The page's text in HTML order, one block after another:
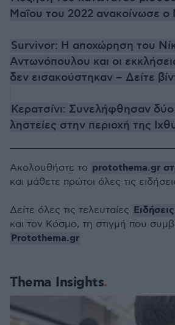
Μαΐου του 2022 ανακοίνωσε
Survivor: Η αποχώρηση του
Αντωνόπουλου και οι
δεν εισακούστηκαν – Δείτε
Κερατσίνι: Συνελήφθησαν δύο
ληστείες στην περιοχή της
Thema Insights
Ακολουθήστε το protothema.gr
και μάθετε πρώτοι όλες τις
Δείτε όλες τις τελευταίες Ειδήσεις
και τον Κόσμο, τη στιγμή που
Protothema.gr